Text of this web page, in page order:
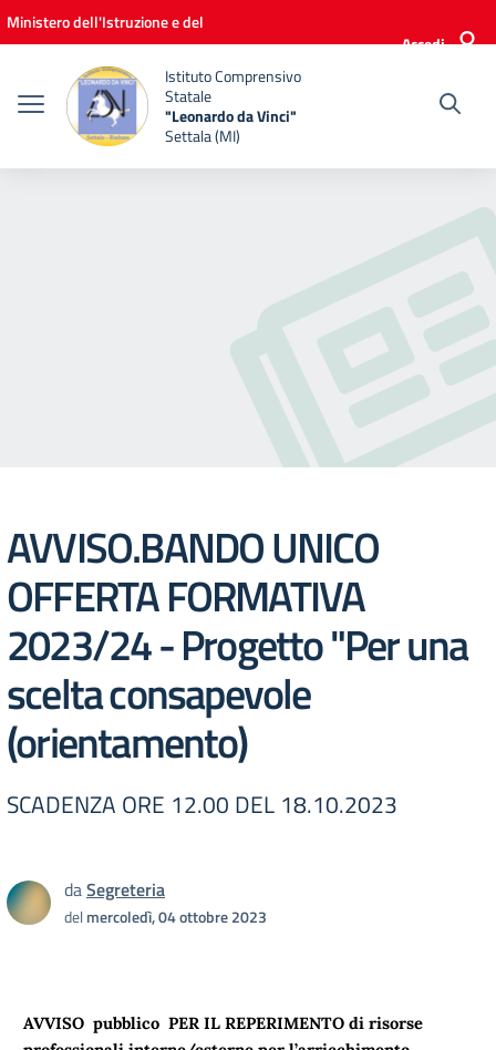
Vai ai contenuti
Vai al menu di navigazione
Vai al footer
Ministero dell'Istruzione e del
Accedi
Istituto Comprensivo
Statale
"Leonardo da Vinci"
Settala (MI)
AVVISO.BANDO UNICO
OFFERTA FORMATIVA
2023/24 - Progetto "Per una
scelta consapevole
(orientamento)
SCADENZA ORE 12.00 DEL 18.10.2023
daSegreteria
delmercoledì, 04 ottobre 2023
AVVISO pubblico PER IL REPERIMENTO di risorse